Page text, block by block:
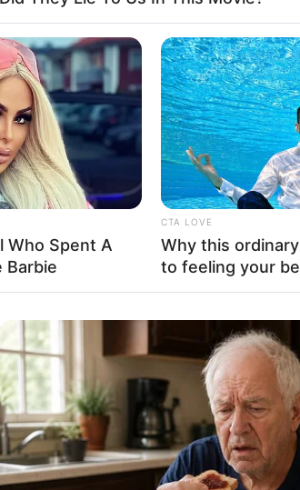
Mute
Fail! 10 Potret
Dimasak yang
Nggak Selera
10 Pose
Who Spent A
Barbie
CTA LOVE
Why this
to feeling your